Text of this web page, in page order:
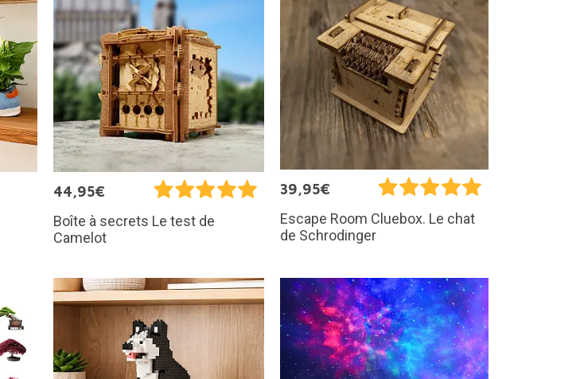
44,95€
Boîte à secrets Le test de
Camelot
39,95€
Escape Room Cluebox. Le chat
de Schrodinger